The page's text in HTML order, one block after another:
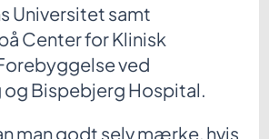
Universitet samt
Center for Klinisk
ved
Bispebjerg Hospital.
man godt selv mærke, hvis